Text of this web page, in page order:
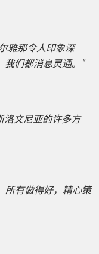
雅那令人印象深
我们都消息灵通。"
洛文尼亚的许多方
所有做得好，精心策